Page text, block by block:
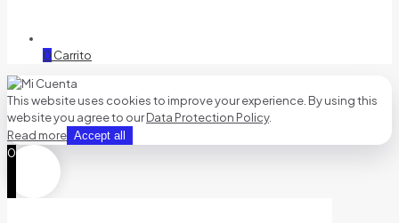
0 Carrito
This website uses cookies to improve your experience. By using this
website you agree to ourData Protection Policy.
Read more Accept all
0